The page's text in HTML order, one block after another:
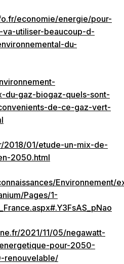
economie/energie/pour-
utiliser-beaucoup-d-
du-
du-gaz-biogaz-quels-sont-
de-ce-gaz-vert-
2018/01/etude-un-mix-de-
2050.html
Environnement/
Pages/1-
2021/11/05/negawatt-
pour-2050-
renouvelable/